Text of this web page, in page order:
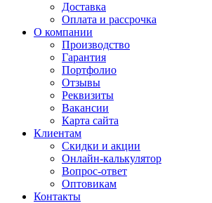
Доставка
Оплата и рассрочка
О компании
Производство
Гарантия
Портфолио
Отзывы
Реквизиты
Вакансии
Карта сайта
Клиентам
Скидки и акции
Онлайн-калькулятор
Вопрос-ответ
Оптовикам
Контакты